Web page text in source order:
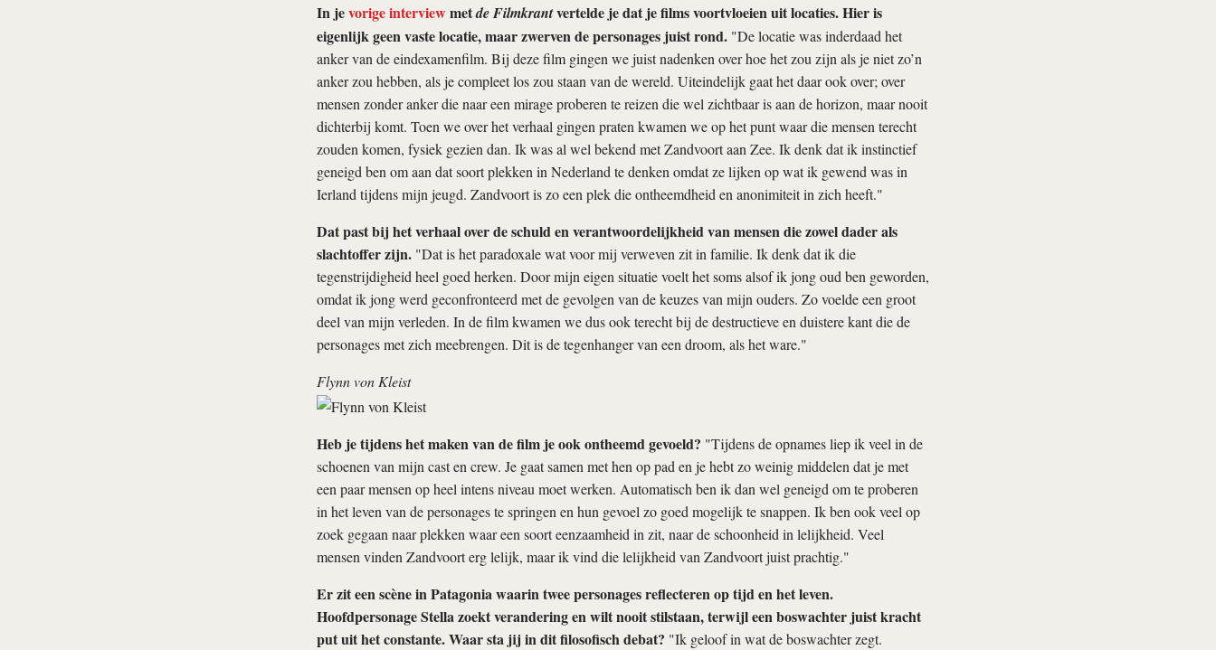
In jevorige interviewmetde Filmkrantvertelde je dat je films voortvloeien uit locaties. Hier is
eigenlijk geen vaste locatie, maar zwerven de personages juist rond."De locatie was inderdaad het
anker van de eindexamenfilm. Bij deze film gingen we juist nadenken over hoe het zou zijn als je niet zo’n
anker zou hebben, als je compleet los zou staan van de wereld. Uiteindelijk gaat het daar ook over; over
mensen zonder anker die naar een mirage proberen te reizen die wel zichtbaar is aan de horizon, maar nooit
dichterbij komt. Toen we over het verhaal gingen praten kwamen we op het punt waar die mensen terecht
zouden komen, fysiek gezien dan. Ik was al wel bekend met Zandvoort aan Zee. Ik denk dat ik instinctief
geneigd ben om aan dat soort plekken in Nederland te denken omdat ze lijken op wat ik gewend was in
Ierland tijdens mijn jeugd. Zandvoort is zo een plek die ontheemdheid en anonimiteit in zich heeft."
Dat past bij het verhaal over de schuld en verantwoordelijkheid van mensen die zowel dader als
slachtoffer zijn."Dat is het paradoxale wat voor mij verweven zit in familie. Ik denk dat ik die
tegenstrijdigheid heel goed herken. Door mijn eigen situatie voelt het soms alsof ik jong oud ben geworden,
omdat ik jong werd geconfronteerd met de gevolgen van de keuzes van mijn ouders. Zo voelde een groot
deel van mijn verleden. In de film kwamen we dus ook terecht bij de destructieve en duistere kant die de
personages met zich meebrengen. Dit is de tegenhanger van een droom, als het ware."
Flynn von Kleist
Heb je tijdens het maken van de film je ook ontheemd gevoeld? "Tijdens de opnames liep ik veel in de
schoenen van mijn cast en crew. Je gaat samen met hen op pad en je hebt zo weinig middelen dat je met
een paar mensen op heel intens niveau moet werken. Automatisch ben ik dan wel geneigd om te proberen
in het leven van de personages te springen en hun gevoel zo goed mogelijk te snappen. Ik ben ook veel op
zoek gegaan naar plekken waar een soort eenzaamheid in zit, naar de schoonheid in lelijkheid. Veel
mensen vinden Zandvoort erg lelijk, maar ik vind die lelijkheid van Zandvoort juist prachtig."
Er zit een scène in Patagonia waarin twee personages reflecteren op tijd en het leven.
Hoofdpersonage Stella zoekt verandering en wilt nooit stilstaan, terwijl een boswachter juist kracht
put uit het constante. Waar sta jij in dit filosofisch debat? "Ik geloof in wat de boswachter zegt.